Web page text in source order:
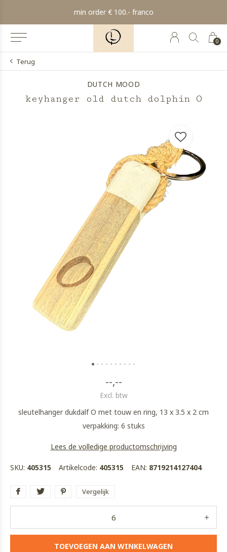
0
min order € 100.- franco
Terug
DUTCH MOOD
keyhanger old dutch dolphin O
--,--
Excl. btw
sleutelhanger dukdalf O met touw en ring, 13 x 3.5 x 2 cm
verpakking: 6 stuks
Lees de volledige productomschrijving
SKU: 405315 Artikelcode: 405315 EAN: 8719214127404
Vergelijk
TOEVOEGEN AAN WINKELWAGEN